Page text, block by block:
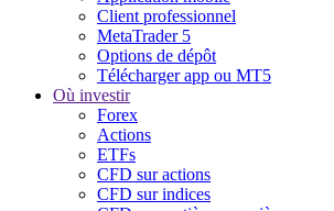
Client professionnel
MetaTrader 5
Options de dépôt
Télécharger app ou MT5
Où investir
Forex
Actions
ETFs
CFD sur actions
CFD sur indices